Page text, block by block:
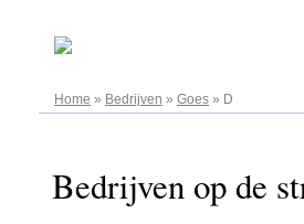
Home » Bedrijven » Goes » D
Bedrijven op de